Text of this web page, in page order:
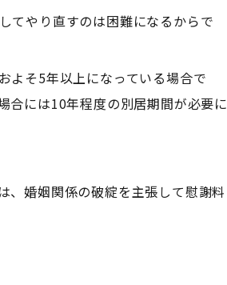
てやり直すのは困難になるからで
よそ5年以上になっている場合で
合には10年程度の別居期間が必要に
、婚姻関係の破綻を主張して慰謝料